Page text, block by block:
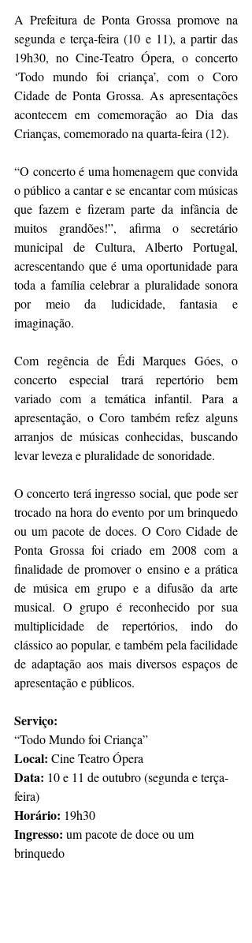
A Prefeitura de Ponta Grossa promove na
segunda e terça-feira (10 e 11), a partir das
19h30, no Cine-Teatro Ópera, o concerto
‘Todo mundo foi criança’, com o Coro
Cidade de Ponta Grossa. As apresentações
acontecem em comemoração ao Dia das
Crianças, comemorado na quarta-feira (12).
“O concerto é uma homenagem que convida
o público a cantar e se encantar com músicas
que fazem e fizeram parte da infância de
muitos grandões!”, afirma o secretário
municipal de Cultura, Alberto Portugal,
acrescentando que é uma oportunidade para
toda a família celebrar a pluralidade sonora
por meio da ludicidade, fantasia e
imaginação.
Com regência de Édi Marques Góes, o
concerto especial trará repertório bem
variado com a temática infantil. Para a
apresentação, o Coro também refez alguns
arranjos de músicas conhecidas, buscando
levar leveza e pluralidade de sonoridade.
O concerto terá ingresso social, que pode ser
trocado na hora do evento por um brinquedo
ou um pacote de doces. O Coro Cidade de
Ponta Grossa foi criado em 2008 com a
finalidade de promover o ensino e a prática
de música em grupo e a difusão da arte
musical. O grupo é reconhecido por sua
multiplicidade de repertórios, indo do
clássico ao popular, e também pela facilidade
de adaptação aos mais diversos espaços de
apresentação e públicos.
Serviço:
“Todo Mundo foi Criança”
Local: Cine Teatro Ópera
Data: 10 e 11 de outubro (segunda e terça-
feira)
Horário: 19h30
Ingresso: um pacote de doce ou um
brinquedo